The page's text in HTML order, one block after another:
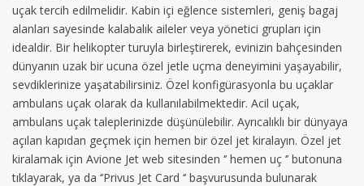
uçak tercih edilmelidir. Kabin içi eğlence sistemleri, geniş bagaj
alanları sayesinde kalabalık aileler veya yönetici grupları için
idealdir. Bir helikopter turuyla birleştirerek, evinizin bahçesinden
dünyanın uzak bir ucuna özel jetle uçma deneyimini yaşayabilir,
sevdiklerinize yaşatabilirsiniz. Özel konfigürasyonla bu uçaklar
ambulans uçak olarak da kullanılabilmektedir. Acil uçak,
ambulans uçak taleplerinizde düşünülebilir. Ayrıcalıklı bir dünyaya
açılan kapıdan geçmek için hemen bir özel jet kiralayın. Özel jet
kiralamak için Avione Jet web sitesinden ‘’ hemen uç ‘’ butonuna
tıklayarak, ya da ‘’Privus Jet Card ‘’ başvurusunda bulunarak